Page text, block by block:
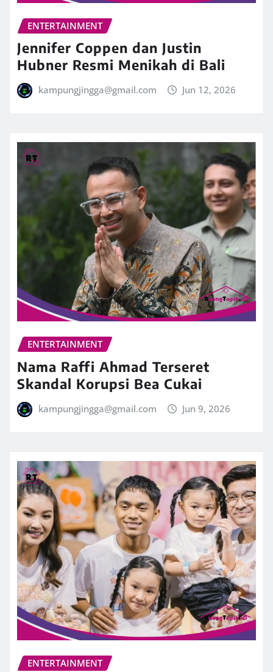
ENTERTAINMENT
Jennifer Coppen dan Justin
Hubner Resmi Menikah di Bali
kampungjingga@gmail.com Jun 12, 2026
ENTERTAINMENT
Nama Raffi Ahmad Terseret
Skandal Korupsi Bea Cukai
kampungjingga@gmail.com Jun 9, 2026
ENTERTAINMENT